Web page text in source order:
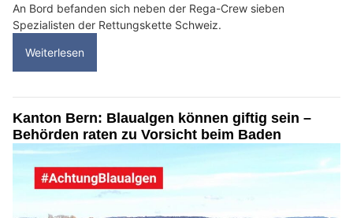
An Bord befanden sich neben der Rega-Crew sieben
Spezialisten der Rettungskette Schweiz.
Weiterlesen
Kanton Bern: Blaualgen können giftig sein –
Behörden raten zu Vorsicht beim Baden